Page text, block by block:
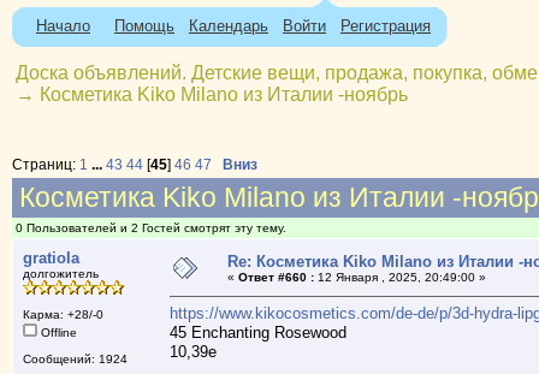
Начало Помощь Календарь Войти Регистрация
Доска объявлений. Детские вещи, продажа, покупка,
→ Косметика Kiko Milano из Италии -ноябрь
Страниц: 1 ... 43 44[45] 46 47 Вниз
Косметика Kiko Milano из Италии -
0 Пользователей и 2 Гостей смотрят эту тему.
gratiola
долгожитель
Карма: +28/-0
Offline
Сообщений: 1924
Re: Косметика Kiko Milano из Италии -
« Ответ #660 :12 Января , 2025, 20:49:00 »
https://www.kikocosmetics.com/de-de/p/3d-hydra-
45 Enchanting Rosewood
10,39е